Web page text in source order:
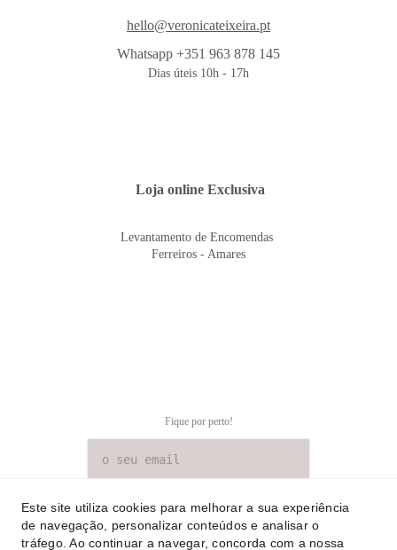
Fique por perto!
Loja online Exclusiva
Whatsapp +351 963 878 145
Dias úteis 10h - 17h
hello@veronicateixeira.pt
Levantamento de Encomendas
Ferreiros - Amares
Este site utiliza cookies para melhorar a sua experiência
de navegação, personalizar conteúdos e analisar o
tráfego. Ao continuar a navegar, concorda com a nossa